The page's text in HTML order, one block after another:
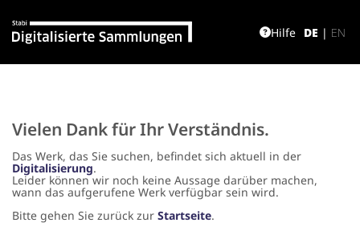
DE | EN
Hilfe
Vielen Dank für Ihr Verständnis.
Das Werk, das Sie suchen, befindet sich aktuell in der
Digitalisierung.
Leider können wir noch keine Aussage darüber machen,
wann das aufgerufene Werk verfügbar sein wird.
Bitte gehen Sie zurück zur Startseite.